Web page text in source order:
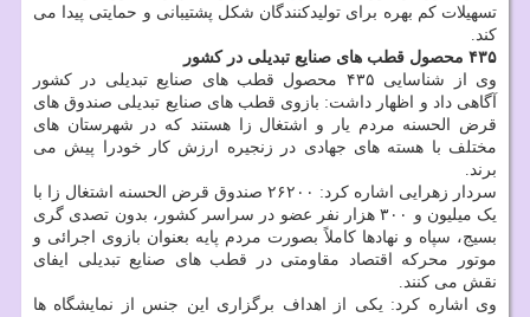
تسهیلات کم بهره برای تولیدکنندگان شکل پشتیبانی و حمایتی پیدا می
کند.
۴۳۵ محصول قطب های صنایع تبدیلی در کشور
وی از شناسایی ۴۳۵ محصول قطب های صنایع تبدیلی در کشور
آگاهی داد و اظهار داشت: بازوی قطب های صنایع تبدیلی صندوق های
قرض الحسنه مردم یار و اشتغال زا هستند که در شهرستان های
مختلف با هسته های جهادی در زنجیره ارزش کار خودرا پیش می
برند.
سردار زهرایی اشاره کرد: ۲۶۲۰۰ صندوق قرض الحسنه اشتغال زا با
یک میلیون و ۳۰۰ هزار نفر عضو در سراسر کشور، بدون تصدی گری
بسیج، سپاه و نهادها کاملاً بصورت مردم پایه بعنوان بازوی اجرائی و
موتور محرکه اقتصاد مقاومتی در قطب های صنایع تبدیلی ایفای
نقش می کنند.
وی اشاره کرد: یکی از اهداف برگزاری این جنس از نمایشگاه ها